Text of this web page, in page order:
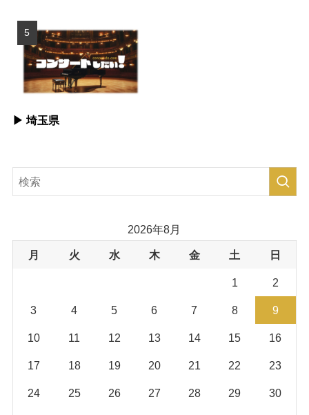
▶︎ 埼玉県
2026年8月
月 火 水 木 金 土 日
1 2
3 4 5 6 7 8 9
10 11 12 13 14 15 16
17 18 19 20 21 22 23
24 25 26 27 28 29 30